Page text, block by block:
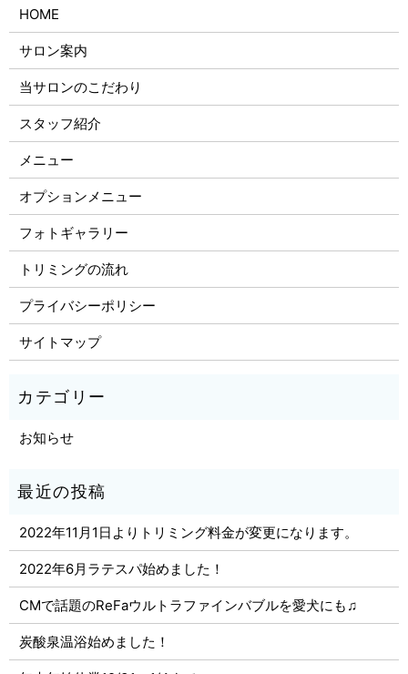
HOME
サロン案内
当サロンのこだわり
スタッフ紹介
メニュー
オプションメニュー
フォトギャラリー
トリミングの流れ
プライバシーポリシー
サイトマップ
お知らせ
2022年11月1日よりトリミング料金が変更になります。
2022年6月ラテスパ始めました！
CMで話題のReFaウルトラファインバブルを愛犬にも♫
炭酸泉温浴始めました！